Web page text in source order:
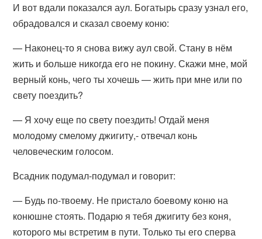
И вот вдали показался аул. Богатырь сразу узнал его,
обрадовался и сказал своему коню:
— Наконец-то я снова вижу аул свой. Стану в нём
жить и больше никогда его не покину. Скажи мне, мой
верный конь, чего ты хочешь — жить при мне или по
свету поездить?
— Я хочу еще по свету поездить! Отдай меня
молодому смелому джигиту,- отвечал конь
человеческим голосом.
Всадник подумал-подумал и говорит:
— Будь по-твоему. Не пристало боевому коню на
конюшне стоять. Подарю я тебя джигиту без коня,
которого мы встретим в пути. Только ты его сперва